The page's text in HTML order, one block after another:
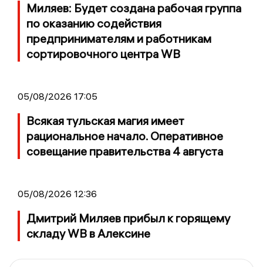
Миляев: Будет создана рабочая группа
по оказанию содействия
предпринимателям и работникам
сортировочного центра WB
05/08/2026 17:05
Всякая тульская магия имеет
рациональное начало. Оперативное
совещание правительства 4 августа
05/08/2026 12:36
Дмитрий Миляев прибыл к горящему
складу WB в Алексине